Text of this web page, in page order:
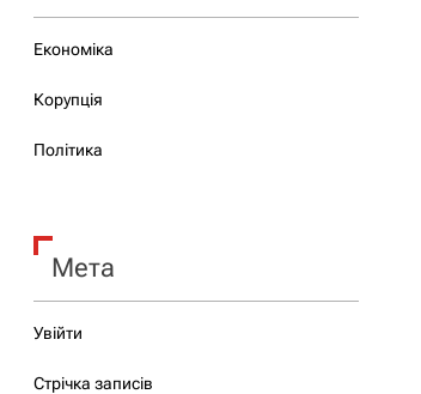
Економіка
Корупція
Політика
Мета
Увійти
Стрічка записів